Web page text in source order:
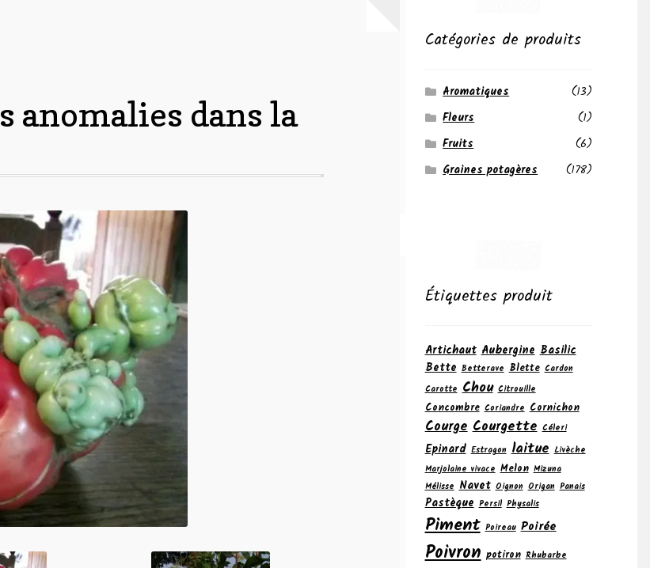
anomalies dans la
Catégories de produits
Aromatiques
(13)
Fleurs
(1)
Fruits
(6)
Graines potagères
(178)
Étiquettes produit
Artichaut Aubergine Basilic
Bette Betterave Blette Cardon
Carotte Chou Citrouille
Concombre Coriandre Cornichon
Courge Courgette Céleri
Epinard Estragon laitue Livèche
Marjolaine vivace Melon Mizuna
Mélisse Navet Oignon Origan Panais
Pastèque Persil Physalis
Piment Poireau Poirée
Poivron potiron Rhubarbe